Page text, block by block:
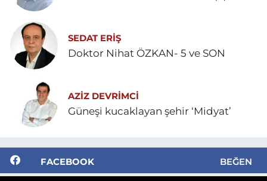
SEDAT ERİŞ
Doktor Nihat ÖZKAN- 5 ve SON
AZIZ DEVRIMCI
Güneşi kucaklayan şehir ‘Midyat’
FACEBOOK BEĞEN